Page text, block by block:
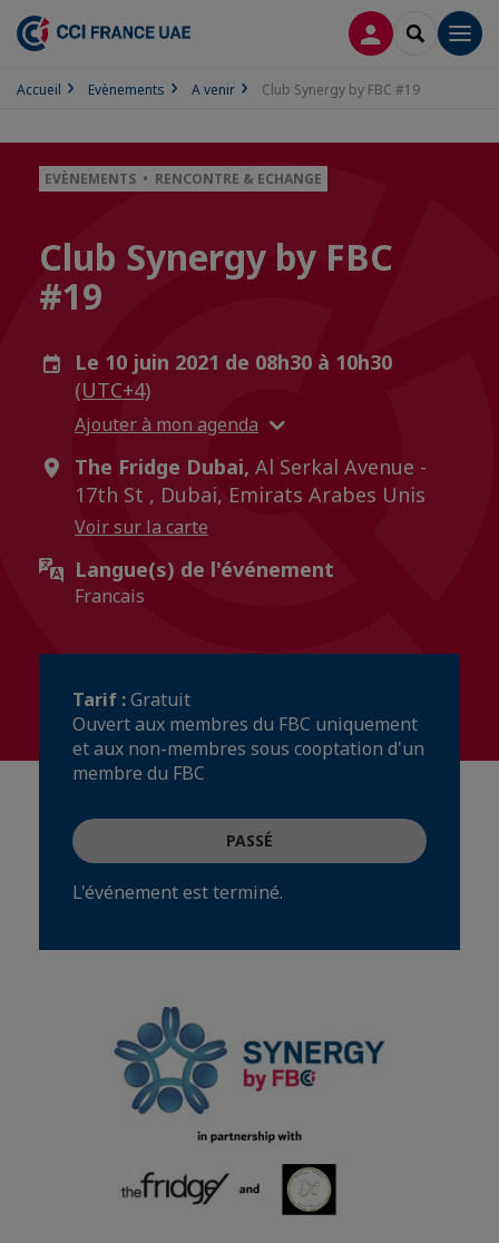
CONNEXION
Accueil Evènements A venir Club Synergy by FBC #19
EVÈNEMENTS • RENCONTRE & ECHANGE
Club Synergy by FBC
#19
Le 10 juin 2021 de 08h30 à 10h30
(UTC+4)
Ajouter à mon agenda
The Fridge Dubai, Al Serkal Avenue -
17th St , Dubai, Emirats Arabes Unis
Voir sur la carte
Langue(s) de l'événement
Francais
Tarif :Gratuit
Ouvert aux membres du FBC uniquement
et aux non-membres sous cooptation d'un
membre du FBC
PASSÉ
L'événement est terminé.